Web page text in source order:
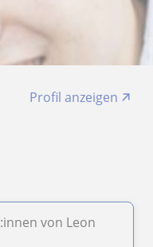
Profil anzeigen
von Leon